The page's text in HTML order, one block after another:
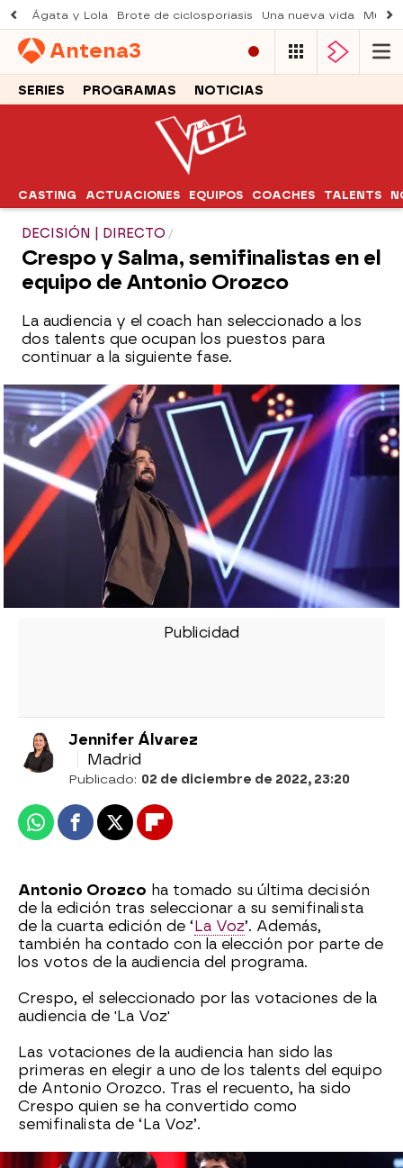
Ágata y Lola Brote de ciclosporiasis Una nueva vida
Antena3
SERIES PROGRAMAS NOTICIAS
CASTING ACTUACIONES EQUIPOS COACHES TALENTS
DECISIÓN | DIRECTO
Crespo y Salma, semifinalistas en el
equipo de Antonio Orozco
La audiencia y el coach han seleccionado a los
dos talents que ocupan los puestos para
continuar a la siguiente fase.
Jennifer Álvarez
Madrid
Publicado: 02 de diciembre de 2022, 23:20
WhatsappFacebook
X Flipboard
Antonio Orozco ha tomado su última decisión
de la edición tras seleccionar a su semifinalista
de la cuarta edición de ‘La Voz’. Además,
también ha contado con la elección por parte de
los votos de la audiencia del programa.
Crespo, el seleccionado por las votaciones de la
audiencia de 'La Voz'
Las votaciones de la audiencia han sido las
primeras en elegir a uno de los talents del equipo
de Antonio Orozco. Tras el recuento, ha sido
Crespo quien se ha convertido como
semifinalista de ‘La Voz’.